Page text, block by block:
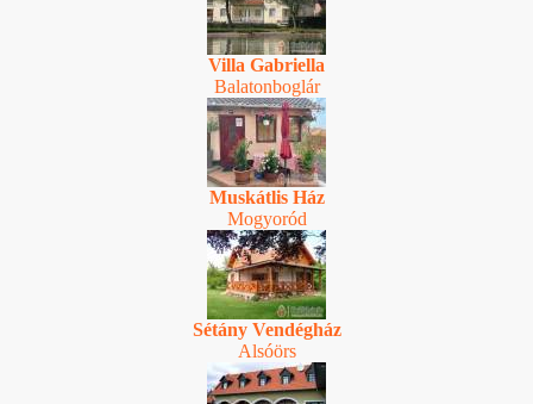
Villa Gabriella
Balatonboglár
Muskátlis Ház
Mogyoród
Sétány Vendégház
Alsóörs